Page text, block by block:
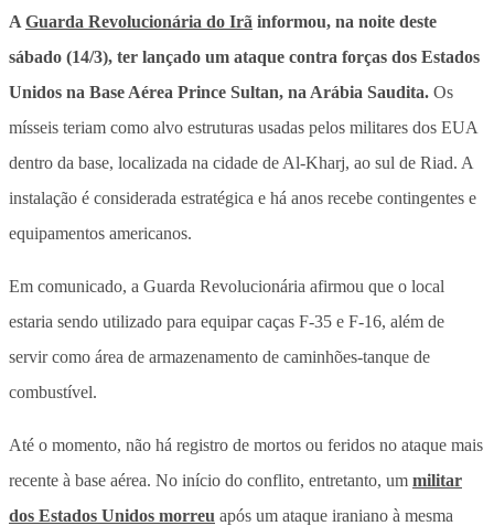
A Guarda Revolucionária do Irã informou, na noite deste
sábado (14/3), ter lançado um ataque contra forças dos Estados
Unidos na Base Aérea Prince Sultan, na Arábia Saudita. Os
mísseis teriam como alvo estruturas usadas pelos militares dos EUA
dentro da base, localizada na cidade de Al-Kharj, ao sul de Riad. A
instalação é considerada estratégica e há anos recebe contingentes e
equipamentos americanos.
Em comunicado, a Guarda Revolucionária afirmou que o local
estaria sendo utilizado para equipar caças F-35 e F-16, além de
servir como área de armazenamento de caminhões-tanque de
combustível.
Até o momento, não há registro de mortos ou feridos no ataque mais
recente à base aérea. No início do conflito, entretanto, um militar
dos Estados Unidos morreu após um ataque iraniano à mesma